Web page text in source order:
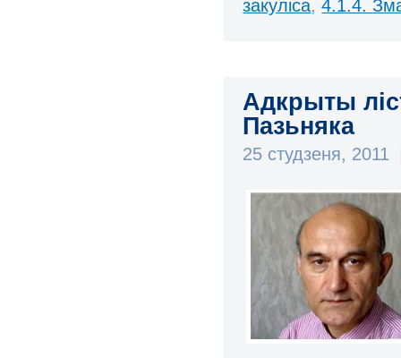
закуліса,4.1.4.
Адкрыты
Пазьняка
25 студзеня, 2011